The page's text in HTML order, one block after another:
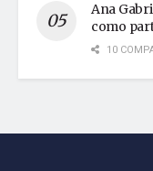
Ana
como
10